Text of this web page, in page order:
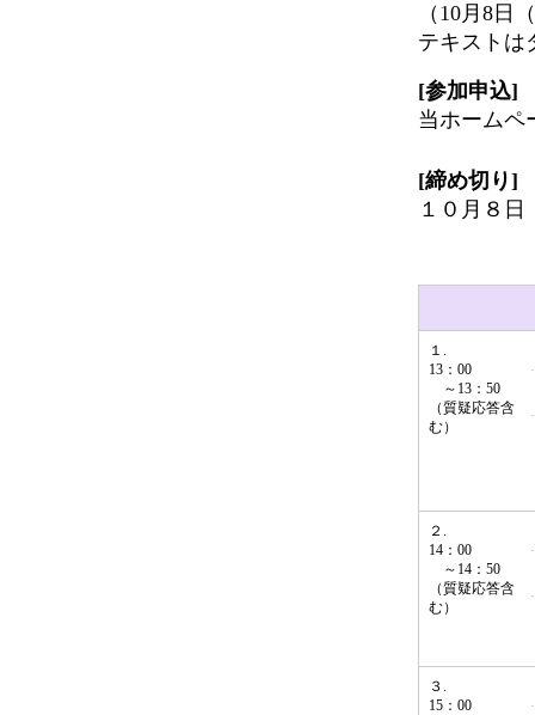
（10月8日
テキストは
[参加申込]
当ホームペ
[締め切り]
１０月８日
１.
13：00
～13：50
（質疑応答含
む）
２.
14：00
～14：50
（質疑応答含
む）
３.
15：00